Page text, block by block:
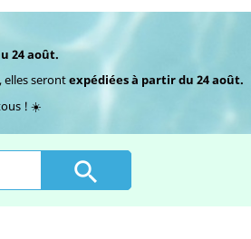
24 août.
serontexpédiées à partir du 24 août.
! ☀️
